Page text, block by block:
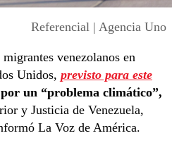
Referencial | Agencia Uno
venezolanos en
Unidos, previsto para este
por un “problema climático”,
y Justicia de Venezuela,
La Voz de América.